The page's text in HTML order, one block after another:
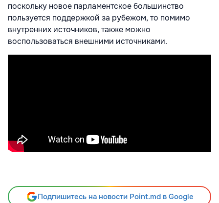
поскольку новое парламентское большинство
пользуется поддержкой за рубежом, то помимо
внутренних источников, также можно
воспользоваться внешними источниками.
Подпишитесь на новости Point.md в Google